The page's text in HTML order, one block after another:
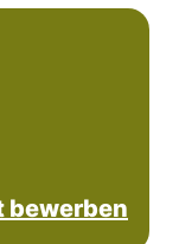
bewerben